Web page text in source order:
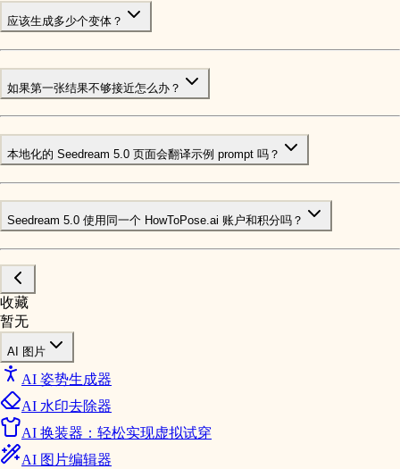
应该生成多少个变体？
如果第一张结果不够接近怎么办？
本地化的 Seedream 5.0 页面会翻译示例 prompt 吗？
Seedream 5.0 使用同一个 HowToPose.ai 账户和积分吗？
收藏
暂无
AI 图片
AI 姿势生成器
AI 水印去除器
AI 换装器：轻松实现虚拟试穿
AI 图片编辑器